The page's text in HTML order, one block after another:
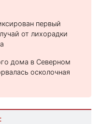
первый
от лихорадки
дома в Северном
осколочная